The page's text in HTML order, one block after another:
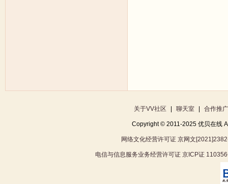
关于VV社区 聊天室 合作推广
Copyright © 2011-2025 优贝在线
网络文化经营许可证 京网文
电信与信息服务业务经营许可证 京ICP证